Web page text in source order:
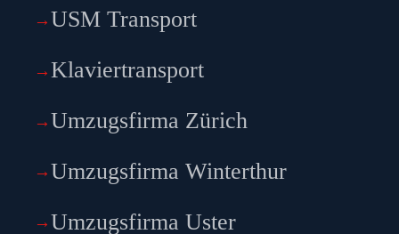
USM Transport
Klaviertransport
Umzugsfirma Zürich
Umzugsfirma Winterthur
Umzugsfirma Uster